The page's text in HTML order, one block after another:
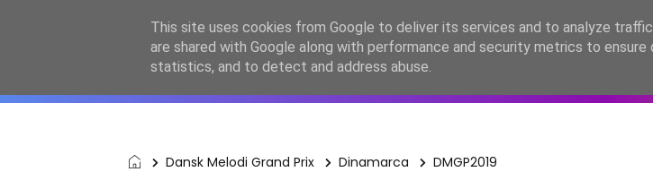
ESC2027 JESC2026 FC2026 EASC2026 PORTUGAL
Dansk Melodi Grand Prix Dinamarca DMGP2019
This site uses cookies from Google to deliver its services and to analyze
are shared with Google along with performance and security metrics to
statistics, and to detect and address abuse.